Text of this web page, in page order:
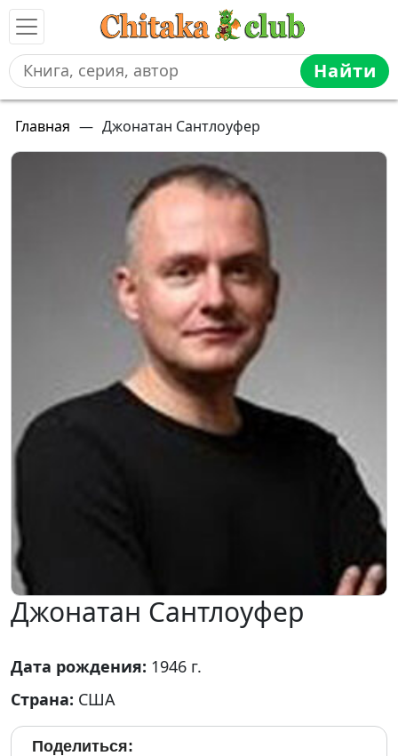
Найти
Главная — Джонатан Сантлоуфер
Джонатан Сантлоуфер
Дата рождения: 1946 г.
Страна: США
Поделиться: